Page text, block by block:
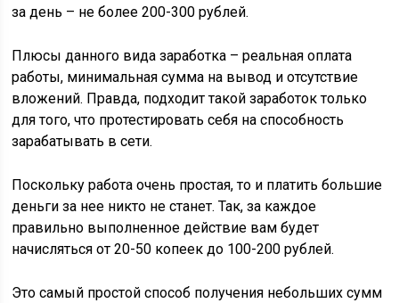
за день – не более 200-300 рублей.
Плюсы данного вида заработка – реальная оплата
работы, минимальная сумма на вывод и отсутствие
вложений. Правда, подходит такой заработок только
для того, что протестировать себя на способность
зарабатывать в сети.
Поскольку работа очень простая, то и платить большие
деньги за нее никто не станет. Так, за каждое
правильно выполненное действие вам будет
начисляться от 20-50 копеек до 100-200 рублей.
Это самый простой способ получения небольших сумм